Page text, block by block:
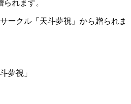
れます。
ークル「天斗夢視」から贈られま
夢視」